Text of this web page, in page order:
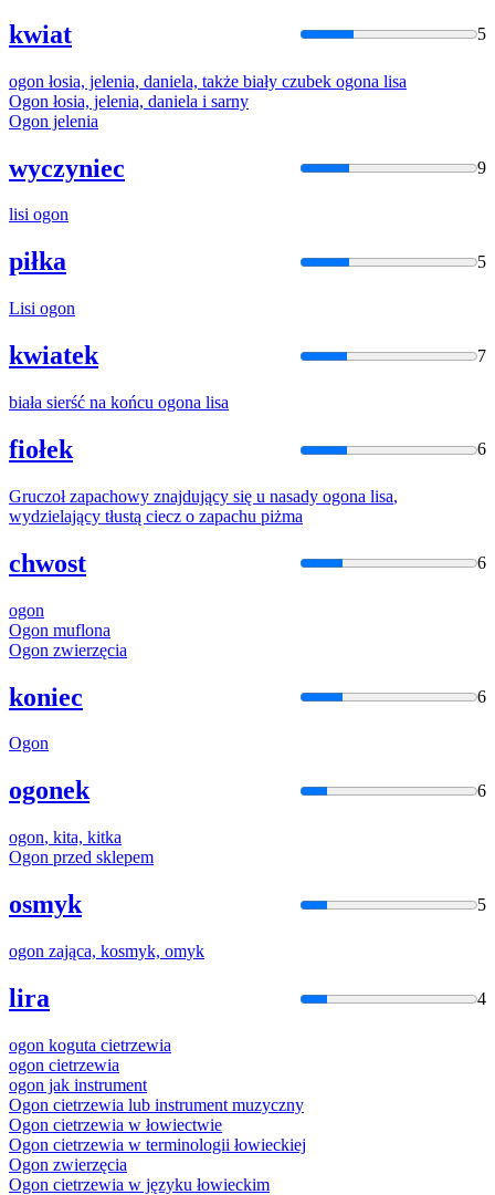
kwiat 5
ogon łosia, jelenia, daniela, także biały czubek ogona lisa
Ogon łosia, jelenia, daniela i sarny
Ogon jelenia
wyczyniec 9
lisi ogon
piłka 5
Lisi ogon
kwiatek 7
biała sierść na końcu ogona lisa
fiołek 6
Gruczoł zapachowy znajdujący się u nasady ogona lisa,
wydzielający tłustą ciecz o zapachu piżma
chwost 6
ogon
Ogon muflona
Ogon zwierzęcia
koniec 6
Ogon
ogonek 6
ogon, kita, kitka
Ogon przed sklepem
osmyk 5
ogon zająca, kosmyk, omyk
lira 4
ogon koguta cietrzewia
ogon cietrzewia
ogon jak instrument
Ogon cietrzewia lub instrument muzyczny
Ogon cietrzewia w łowiectwie
Ogon cietrzewia w terminologii łowieckiej
Ogon zwierzęcia
Ogon cietrzewia w języku łowieckim